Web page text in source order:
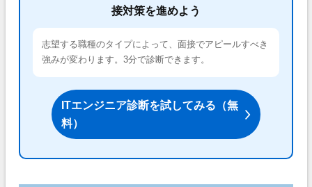
接対策を進めよう
志望する職種のタイプによって、面接でアピールすべき
強みが変わります。3分で診断できます。
ITエンジニア診断を試してみる（無
料）